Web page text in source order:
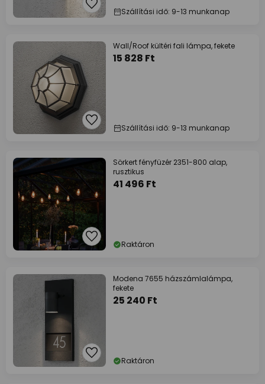
Szállítási idő: 9-13 munkanap
Wall/Roof kültéri fali lámpa, fekete
15 828 Ft
Szállítási idő: 9-13 munkanap
Sörkert fényfüzér 2351-800 alap,
rusztikus
41 496 Ft
Raktáron
Modena 7655 házszámlalámpa,
fekete
25 240 Ft
Raktáron